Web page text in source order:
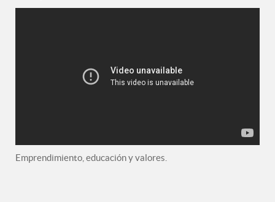
Emprendimiento, educación y valores.